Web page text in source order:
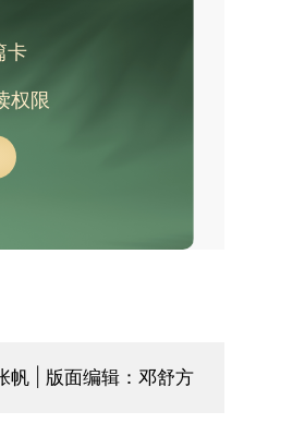
卡
权限
帆 | 版面编辑：邓舒方